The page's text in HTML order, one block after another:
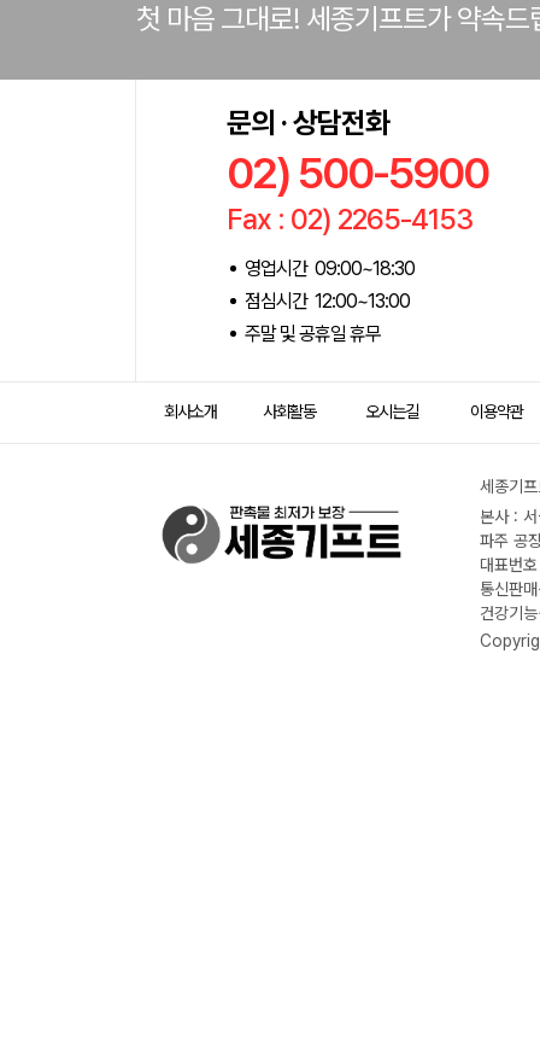
첫 마음 그대로! 세종기프트가 약속드
문의 · 상담전화
02) 500-5900
Fax : 02) 2265-4153
영업시간 09:00~18:30
점심시간 12:00~13:00
주말 및 공휴일 휴무
회사소개 사회활동 오시는길 이용약관
세종기
본사 :
파주 공
대표번
통신판
건강기